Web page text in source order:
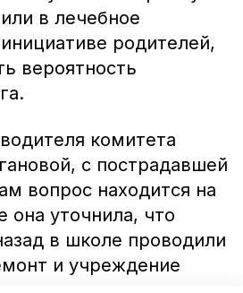
в лечебное
родителей,
вероятность
комитета
с пострадавшей
вопрос находится на
она уточнила, что
в школе проводили
и учреждение